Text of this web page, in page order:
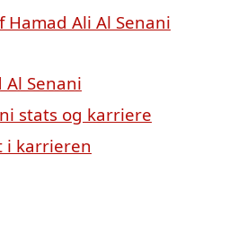
Hamad Ali Al Senani
Al Senani
stats og karriere
i karrieren